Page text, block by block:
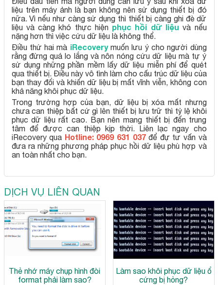
liệu trên máy ảnh là bạn không nên sử dụng thiết bị đó
nữa. Vì nếu như càng sử dụng thì thiết bị càng ghi đè dữ
liệu và càng khó thực hiện phục hồi dữ liệu và nếu
nặng hơn thì việc cứu dữ liệu là không thể.
Điều thứ hai mà iRecoverymuốn lưu ý cho người dùng
rằng đừng quá lo lắng và nôn nóng cứu dữ liệu mà tự ý
sử dụng những phần mềm lấy dữ liệu miễn phí để quét
qua thiết bị. Điều này vô tình làm cho cấu trúc dữ liệu của
bạn thay đổi và khiến dữ liệu bị mất vĩnh viễn, không con
khả năng khôi phục dữ liệu.
Trong trường hợp của bạn, dữ liệu bị xóa mất nhưng
chưa can thiệp bất cứ gì lên thiết bị lưu trữ thì tỷ lệ khôi
phục dữ liệu rất cao. Bạn nên mang thiết bị đến trung
tâm để được can thiệp kịp thời. Liên lạc ngay cho
iRecovery qua Hotline: 0969 631 037để đự tư vấn và
đưa ra những phương pháp phục hồi dữ liệu phù hợp và
an toàn nhất cho bạn.
DỊCH VỤ LIÊN QUAN
Thẻ nhớ máy chụp hình đòi
format phải làm sao?
Làm sao khôi phục dữ liệu ổ
cứng bị hỏng?